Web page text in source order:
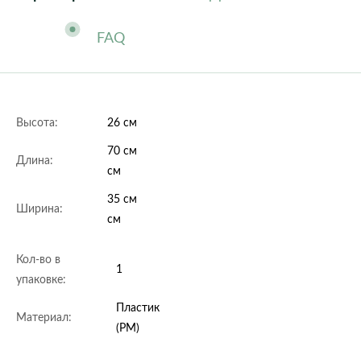
FAQ
Высота: 26 см
Длина:
70 см
см
Ширина:
35 см
см
Кол-во в
упаковке:
1
Материал:
Пластик
(PM)